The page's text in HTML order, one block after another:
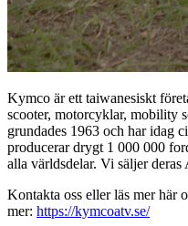
Kymco är ett taiwanesiskt
scooter, motorcyklar, mobility
grundades 1963 och har idag
producerar drygt 1 000 000
alla världsdelar. Vi säljer deras
Kontakta oss eller läs mer här
mer: https://kymcoatv.se/